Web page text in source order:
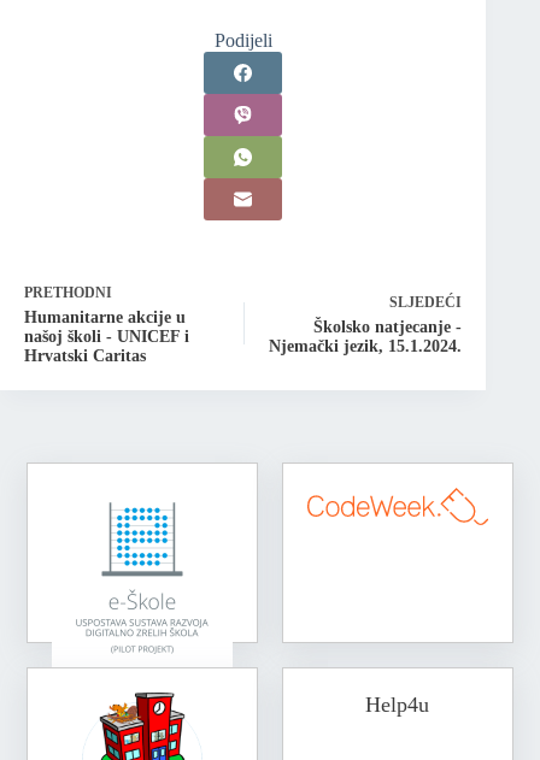
Podijeli
PRETHODNI
Humanitarne akcije u
našoj školi - UNICEF i
Hrvatski Caritas
SLJEDEĆI
Školsko natjecanje -
Njemački jezik, 15.1.2024.
Help4u